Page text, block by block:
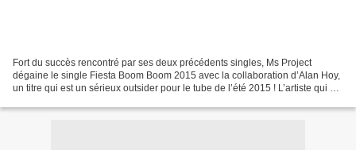
Fort du succès rencontré par ses deux précédents singles, Ms Project
dégaine le single Fiesta Boom Boom 2015 avec la collaboration d’Alan Hoy,
un titre qui est un sérieux outsider pour le tube de l’été 2015 ! L’artiste qui est